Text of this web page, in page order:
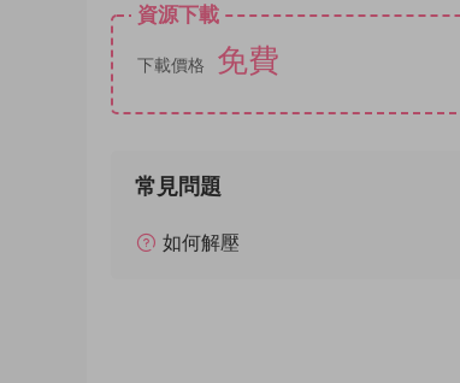
資源下載
下載價格 免費
常見問題
如何解壓